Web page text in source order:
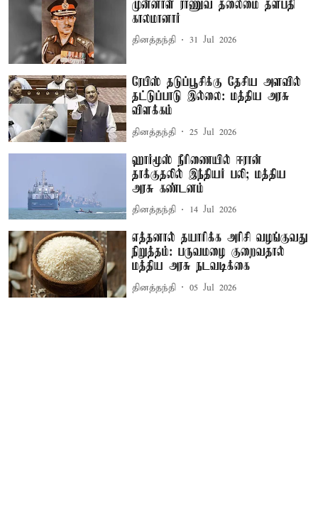
முன்னாள் ராணுவ தலைமை தளபதி
காலமானார்
தினத்தந்தி 31 Jul 2026
ரேபிஸ் தடுப்பூசிக்கு தேசிய அளவில்
தட்டுப்பாடு இல்லை: மத்திய அரசு
விளக்கம்
தினத்தந்தி 25 Jul 2026
ஹார்மூஸ் நீரிணையில் ஈரான்
தாக்குதலில் இந்தியர் பலி; மத்திய
அரசு கண்டனம்
தினத்தந்தி 14 Jul 2026
எத்தனால் தயாரிக்க அரிசி வழங்குவது
நிறுத்தம்: பருவமழை குறைவதால்
மத்திய அரசு நடவடிக்கை
தினத்தந்தி 05 Jul 2026